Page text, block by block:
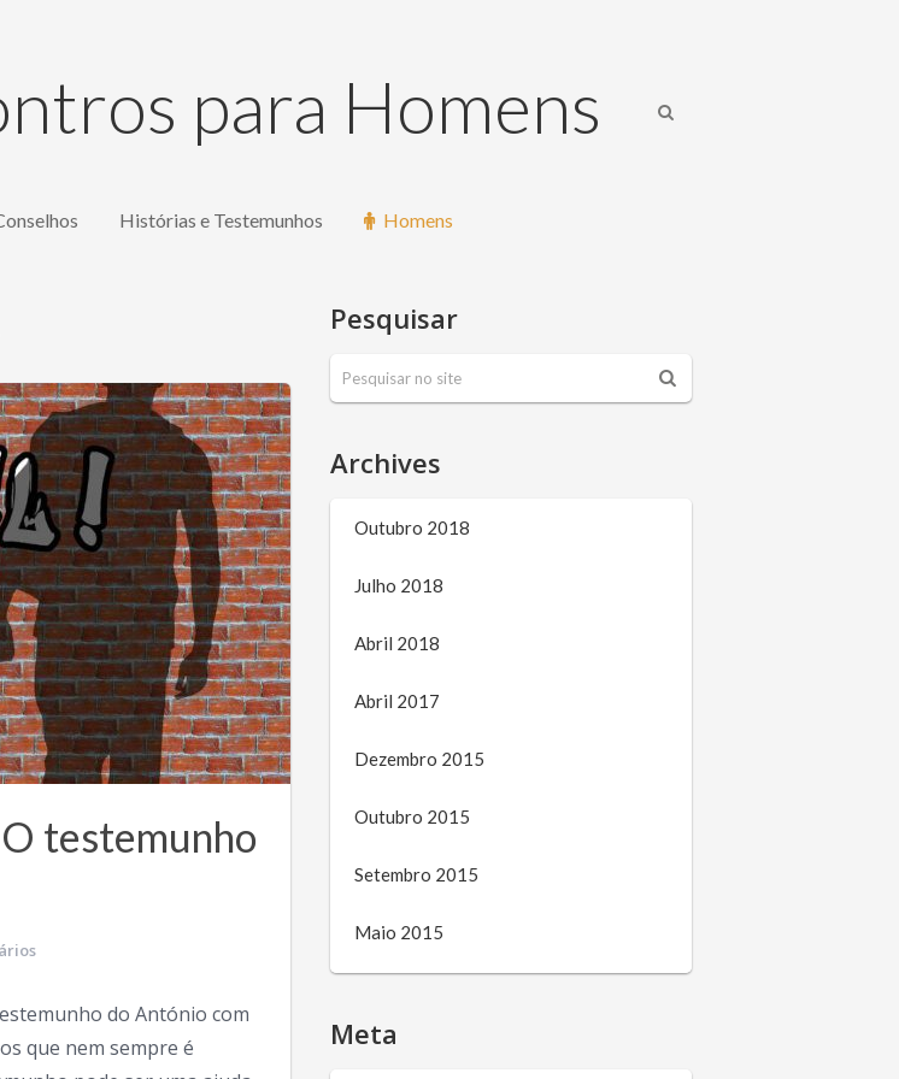
para Homens
Histórias e Testemunhos Homens
testemunho
do António com
que nem sempre é
Pesquisar
Archives
Outubro 2018
Julho 2018
Abril 2018
Abril 2017
Dezembro 2015
Outubro 2015
Setembro 2015
Maio 2015
Meta